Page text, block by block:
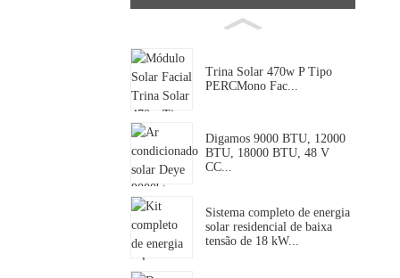
Trina Solar 470w P Tipo
PERCMono Fac...
Digamos 9000 BTU, 12000
BTU, 18000 BTU, 48 V
CC...
Sistema completo de energia
solar residencial de baixa
tensão de 18 kW...